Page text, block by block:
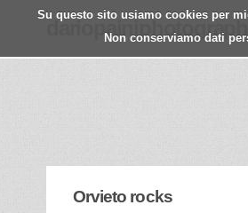
Su questo sito usiamo cookies per
Non conserviamo dati
Orvieto rocks